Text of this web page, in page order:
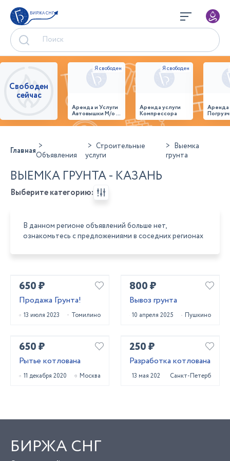
БИРЖА СНГ
Свободен
сейчас
Аренда и Услуги
Автовышки М/о г.
Домодедово
26,28,32 место
Аренда услуги
Компрессора
ГлавнаяОбъявления
Строительные
услуги
Выемка
грунта
ВЫЕМКА ГРУНТА - КАЗАНЬ
Выберите категорию:
В данном регионе объявлений больше нет,
ознакомьтесь с предложениями в соседних регионах
650 ₽
Продажа Грунта!
13 июля 2023 Томилино
800 ₽
Вывоз грунта
10 апреля 2025 Пушкино
650 ₽
Рытье котлована
11 декабря 2020 Москва
250 ₽
Разработка котлована
13 мая 2022 Санкт-Петербург
БИРЖА СНГ